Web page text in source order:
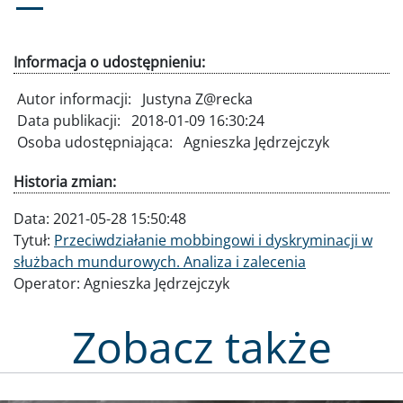
Informacja o udostępnieniu:
Autor informacji:
Justyna Z@recka
Data publikacji: 2018-01-09 16:30:24
Osoba udostępniająca: Agnieszka Jędrzejczyk
Historia zmian:
Data: 2021-05-28 15:50:48
Tytuł: Przeciwdziałanie mobbingowi i dyskryminacji w
służbach mundurowych. Analiza i zalecenia
Operator: Agnieszka Jędrzejczyk
Zobacz także